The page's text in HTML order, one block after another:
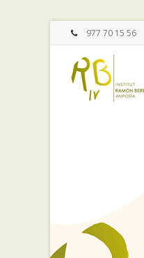
977 70 15 56